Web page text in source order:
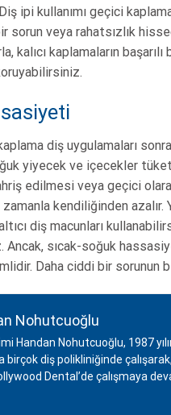
Diş ipi kullanımı geçici
sorun veya rahatsızlık
kalıcı kaplamaların
koruyabilirsiniz.
diş uygulamaları
yiyecek ve içecekler
edilmesi veya geçici
kendiliğinden
diş macunları
sıcak-soğuk
Daha ciddi bir
Nohutcuoğlu
Handan Nohutcuoğlu, 1987
birçok diş polikliniğinde
Dental’de çalışmaya